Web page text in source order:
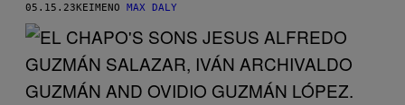
05.15.23ΚΕΊΜΕΝΟ MAX DALY